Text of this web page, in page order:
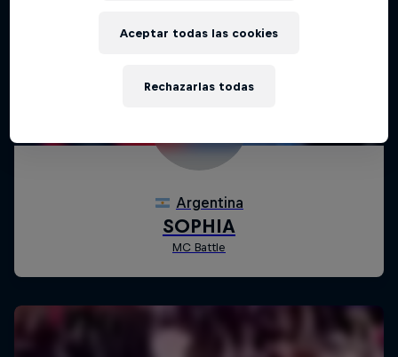
Rechazarlas todas
Aceptar todas las cookies